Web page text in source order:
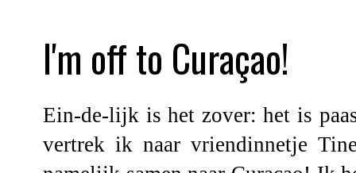
I'm off to Curaçao!
Ein-de-lijk is het zover: het is
vertrek ik naar vriendinnetje